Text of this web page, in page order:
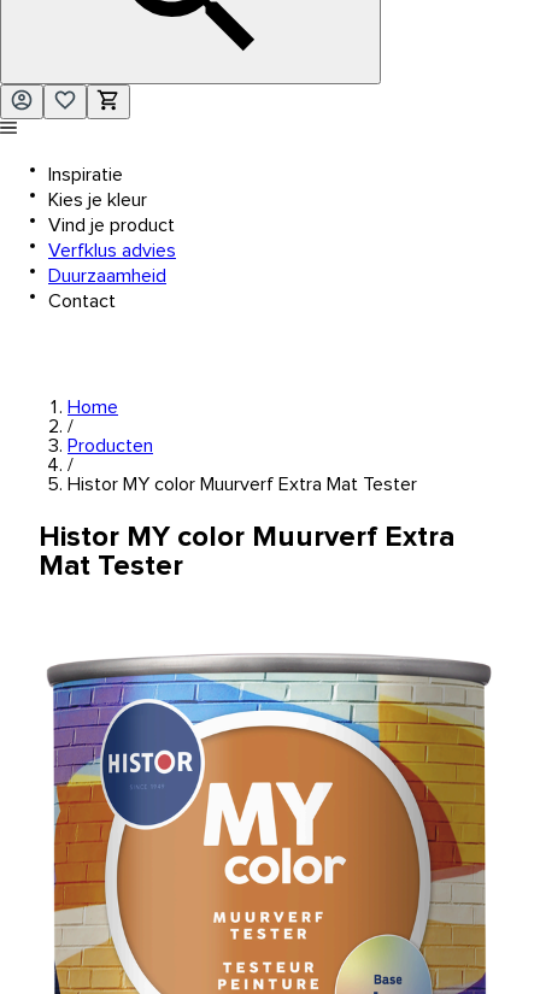
Inspiratie
Kies je kleur
Vind je product
Verfklus advies
Duurzaamheid
Contact
Home
/
Producten
/
Histor MY color Muurverf Extra Mat Tester
Histor MY color Muurverf Extra
Mat Tester